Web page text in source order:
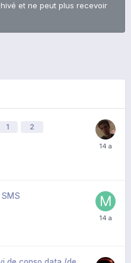
et ne peut plus recevoir
1 2